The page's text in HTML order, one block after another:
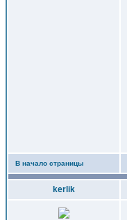
В начало страницы
kerlik